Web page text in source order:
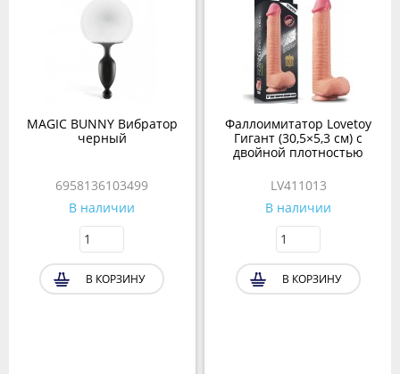
MAGIC BUNNY Вибратор
черный
6958136103499
В наличии
В КОРЗИНУ
Фаллоимитатор Lovetoy
Гигант (30,5×5,3 см) с
двойной плотностью
LV411013
В наличии
В КОРЗИНУ